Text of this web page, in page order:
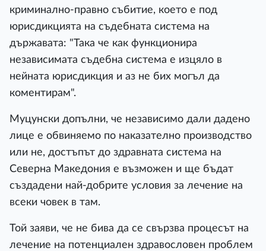
криминално-правно събитие, което е под
юрисдикцията на съдебната система на
държавата: "Така че как функционира
независимата съдебна система е изцяло в
нейната юрисдикция и аз не бих могъл да
коментирам".
Муцунски допълни, че независимо дали дадено
лице е обвиняемо по наказателно производство
или не, достъпът до здравната система на
Северна Македония е възможен и ще бъдат
създадени най-добрите условия за лечение на
всеки човек в там.
Той заяви, че не бива да се свързва процесът на
лечение на потенциален здравословен проблем